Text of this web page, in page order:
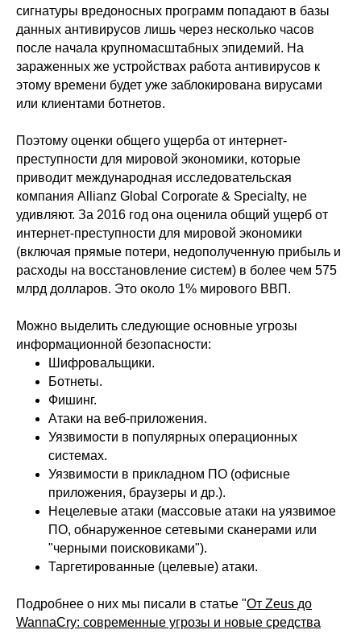
сигнатуры вредоносных программ попадают в базы
данных антивирусов лишь через несколько часов
после начала крупномасштабных эпидемий. На
зараженных же устройствах работа антивирусов к
этому времени будет уже заблокирована вирусами
или клиентами ботнетов.
Поэтому оценки общего ущерба от интернет-
преступности для мировой экономики, которые
приводит международная исследовательская
компания Allianz Global Corporate & Specialty, не
удивляют. За 2016 год она оценила общий ущерб от
интернет-преступности для мировой экономики
(включая прямые потери, недополученную прибыль и
расходы на восстановление систем) в более чем 575
млрд долларов. Это около 1% мирового ВВП.
Можно выделить следующие основные угрозы
информационной безопасности:
Шифровальщики.
Ботнеты.
Фишинг.
Атаки на веб-приложения.
Уязвимости в популярных операционных
системах.
Уязвимости в прикладном ПО (офисные
приложения, браузеры и др.).
Нецелевые атаки (массовые атаки на уязвимое
ПО, обнаруженное сетевыми сканерами или
"черными поисковиками").
Таргетированные (целевые) атаки.
Подробнее о них мы писали в статье "От Zeus до
WannaCry: современные угрозы и новые средства